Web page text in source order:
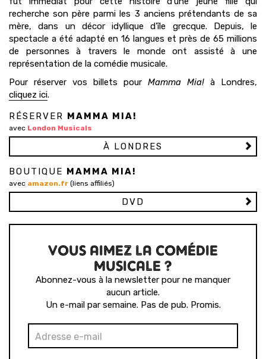
recherche son père parmi les 3 anciens prétendants de sa
mère, dans un décor idyllique d'île grecque. Depuis, le
spectacle a été adapté en 16 langues et près de 65 millions
de personnes à travers le monde ont assisté à une
représentation de la comédie musicale.
Pour réserver vos billets pour Mamma Mia! à Londres,
cliquez ici.
RÉSERVER MAMMA MIA!
avec London Musicals
À LONDRES
BOUTIQUE MAMMA MIA!
avec amazon.fr (liens affiliés)
DVD
VOUS AIMEZ LA COMÉDIE
MUSICALE ?
Abonnez-vous à la newsletter pour ne manquer
aucun article.
Un e-mail par semaine. Pas de pub. Promis.